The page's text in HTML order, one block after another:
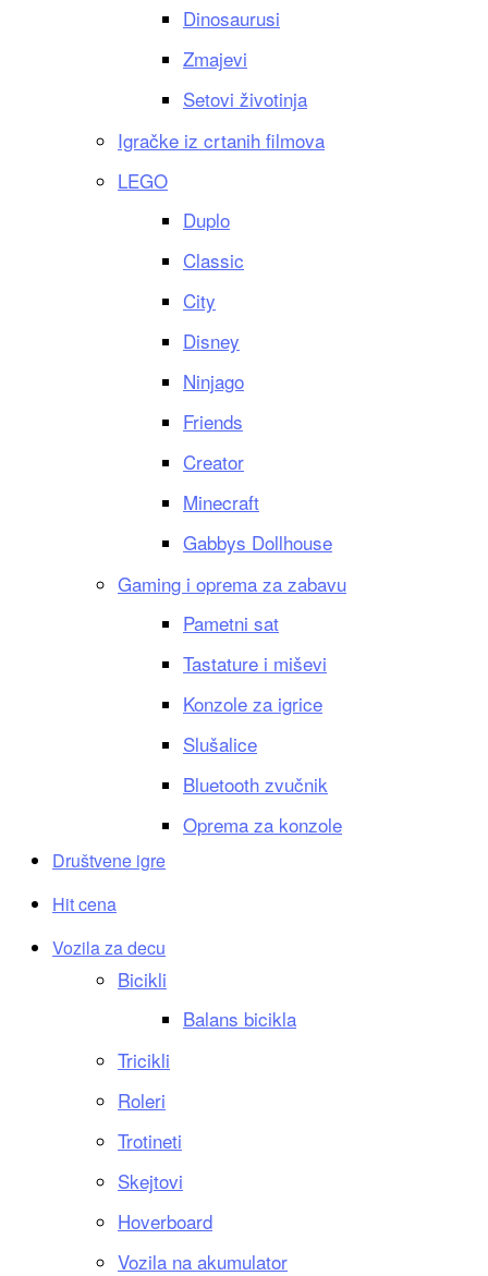
Dinosaurusi
Zmajevi
Setovi životinja
Igračke iz crtanih filmova
LEGO
Duplo
Classic
City
Disney
Ninjago
Friends
Creator
Minecraft
Gabbys Dollhouse
Gaming i oprema za zabavu
Pametni sat
Tastature i miševi
Konzole za igrice
Slušalice
Bluetooth zvučnik
Oprema za konzole
Društvene igre
Hit cena
Vozila za decu
Bicikli
Balans bicikla
Tricikli
Roleri
Trotineti
Skejtovi
Hoverboard
Vozila na akumulator